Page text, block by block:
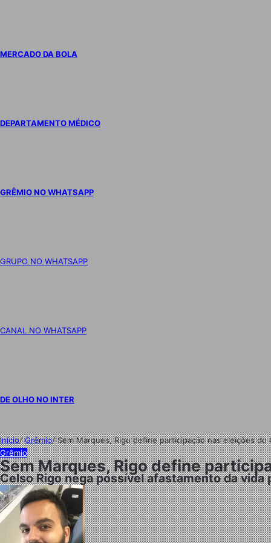
MERCADO DA BOLA
DEPARTAMENTO MÉDICO
GRÊMIO NO WHATSAPP
GRUPO NO WHATSAPP
CANAL NO WHATSAPP
DE OLHO NO INTER
Início/Grêmio/Sem Marques, Rigo define participação nas eleições
Grêmio
Sem Marques, Rigo define
Celso Rigo nega possível afastamento da